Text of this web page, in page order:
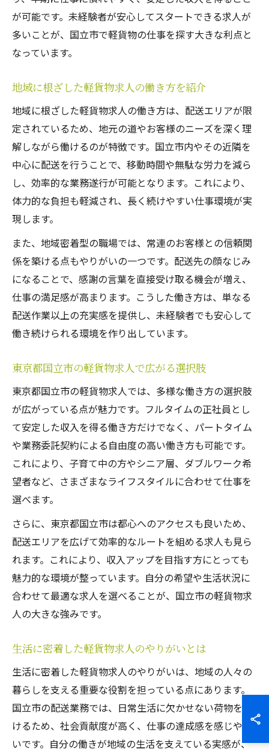
が可能です。未経験者が安心してスタートできる求人が
多いことが、国立市で軽貨物の仕事を探す大きな利点と
なっています。
地域に根ざした軽貨物求人の働き方を紹介
地域に根ざした軽貨物求人の働き方は、配送エリアが限
定されているため、地元の道やお客様のニーズを深く理
解しながら働けるのが特徴です。国立市内やその近隣を
中心に配送を行うことで、移動時間や無駄な労力を減ら
し、効率的な業務遂行が可能となります。これにより、
体力的な負担も軽減され、長く続けやすい仕事環境が実
現します。
また、地域密着型の職場では、常連のお客様との信頼関
係を築ける点もやりがいの一つです。配送先の顔なじみ
になることで、感謝の言葉を直接受け取る機会が増え、
仕事の満足感が高まります。こうした働き方は、単なる
配送作業以上の充実感を提供し、未経験者でも安心して
働き続けられる環境を作り出しています。
東京都国立市の軽貨物求人で広がる選択肢
東京都国立市の軽貨物求人では、多様な働き方の選択肢
が広がっている点が魅力です。フルタイムの正社員とし
て安定した収入を得る働き方だけでなく、パートタイム
や業務委託契約による自由度の高い働き方も可能です。
これにより、子育て中の方やシニア層、ダブルワーク希
望者など、さまざまなライフスタイルに合わせて仕事を
選べます。
さらに、東京都国立市は都心へのアクセスも良いため、
配送エリアを広げて効率的なルートを組める求人も見ら
れます。これにより、収入アップを目指す方にとっても
魅力的な環境が整っています。自分の希望や生活状況に
合わせて最適な求人を選べることが、国立市の軽貨物求
人の大きな強みです。
生活に密着した軽貨物求人のやりがいとは
生活に密着した軽貨物求人のやりがいは、地域の人々の
暮らしを支える重要な役割を担っている点にあります。
国立市の配送業務では、日常生活に欠かせない荷物を届
けるため、社会貢献度が高く、仕事の達成感を感じやす
いです。自分の働きが地域の生活を支えている実感が、